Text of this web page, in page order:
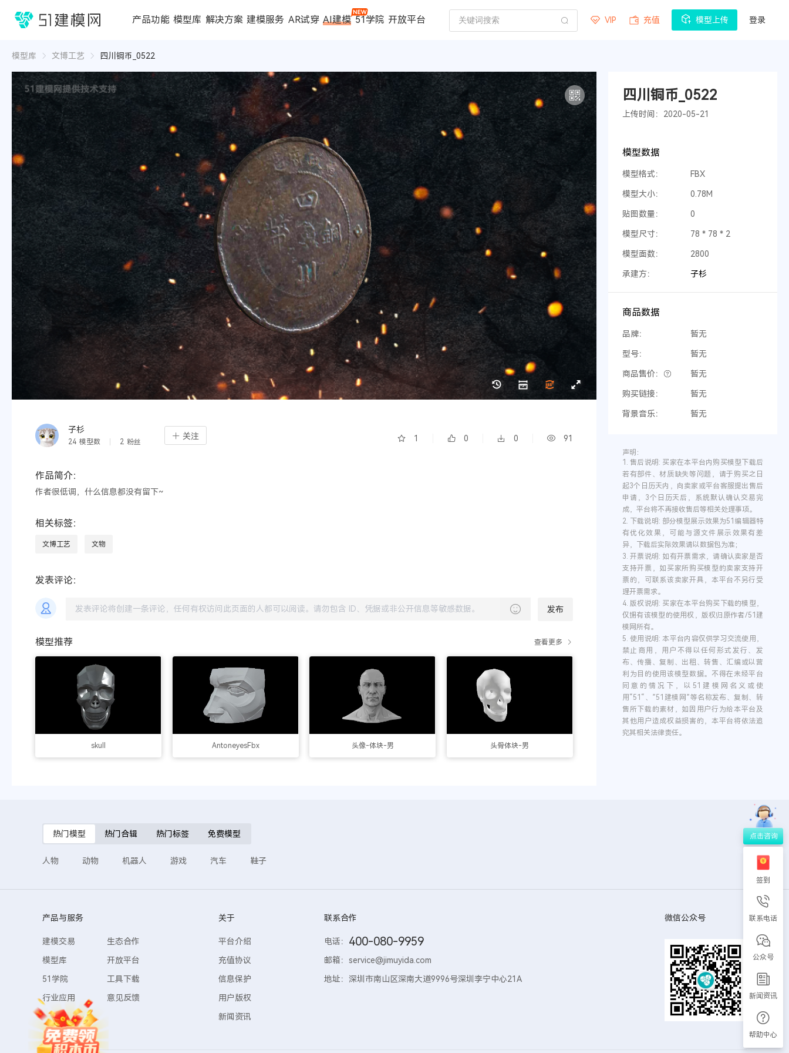
1688
产品功能
3D编辑器
在线3D工具
模型库 解决方案 建模服务 AR试穿 AI建模 51学院 开放平台 VIP 充值 模型上传 登录
模型库 文博工艺 四川铜币_0522
子杉
24 模型数 2 粉丝
关注 1 0 0 91
作品简介：
作者很低调，什么信息都没有留下~
相关标签：
文博工艺 文物
发表评论：
发布
模型推荐 查看更多
skull AntoneyesFbx 头像-体块-男 头骨体块-男
四川铜币_0522
上传时间：2020-05-21
模型数据
模型格式： FBX
模型大小： 0.78M
贴图数量： 0
模型尺寸： 78 * 78 * 2
模型面数： 2800
承建方： 子杉
商品数据
品牌： 暂无
型号： 暂无
商品售价： 暂无
购买链接： 暂无
背景音乐： 暂无
声明：
1.售后说明: 买家在本平台内购买模型下载后
若有部件、材质缺失等问题，请于购买之日
起3个日历天内，向卖家或平台客服提出售后
申请，3个日历天后，系统默认确认交易完
成，平台将不再接收售后等相关处理事项。
2.
下载说明: 部分模型展示效果为51编辑器特
有优化效果，可能与源文件展示效果有差
异，下载后实际效果请以数据包为准；
3.开票说明: 如有开票需求，请确认卖家是否
支持开票，如买家所购买模型的卖家支持开
票的，可联系该卖家开具，本平台不另行受
理开票需求。
4.版权说明: 买家在本平台购买下载的模型，
仅拥有该模型的使用权，版权归原作者/51建
模网所有。
5.使用说明: 本平台内容仅供学习交流使用，
禁止商用，用户不得以任何形式发行、发
布、传播、复制、出租、转售、汇编或以营
利为目的使用该模型数据。不得在未经平台
同意的情况下，以51建模网名义或使
用“51“、”51建模网”等名称发布、复制、转
售所下载的素材，如因用户行为给本平台及
其他用户造成权益损害的，本平台将依法追
究其相关法律责任。
热门模型 热门合辑 热门标签 免费模型
人物 动物 机器人 游戏 汽车 鞋子
产品与服务
建模交易
生态合作
模型库
开放平台
51学院
工具下载
行业应用
意见反馈
关于
平台介绍
充值协议
信息保护
用户版权
新闻资讯
联系合作
电话： 400-080-9959
邮箱： service@jimuyida.com
地址： 深圳市南山区深南大道9996号深圳李宁中心21A
微信公众号
签到
联系电话
公众号
新闻资讯
帮助中心